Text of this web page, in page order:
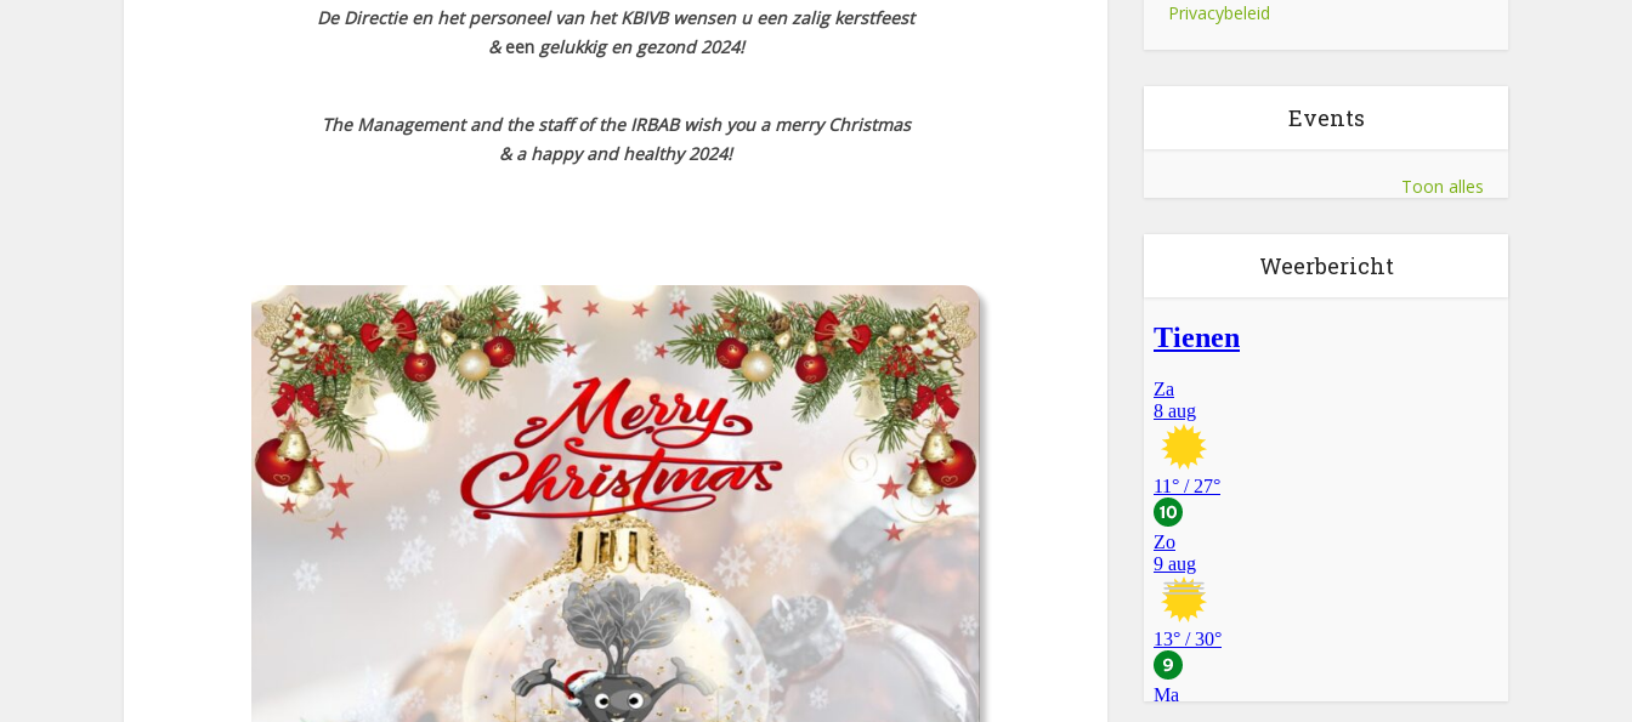
De Directie en het personeel van het KBIVB wensen u een zalig kerstfeest
&eengelukkig en gezond 2024!
The Management and the staff of the IRBAB wish you a merry Christmas
& a happy and healthy 2024!
Privacybeleid
Events
Toon alles
Weerbericht